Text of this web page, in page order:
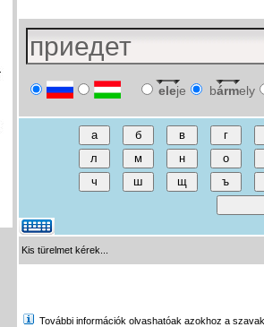
eleje bármely
Kis türelmet kérek...
További információk olvashatóak azokhoz a